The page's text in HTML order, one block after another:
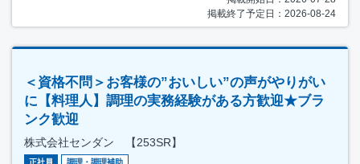
掲載終了予定日：2026-08-24
＜資格不問＞お客様の”おいしい”の声がやりがい
に【料理人】調理の実務経験がある方歓迎★ブラ
ンク歓迎
株式会社センダン 【253SR】